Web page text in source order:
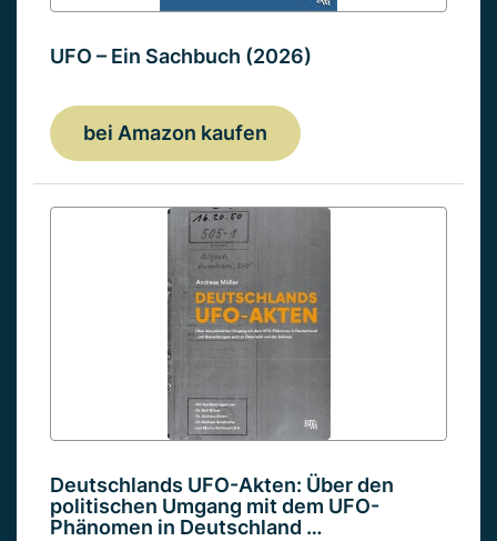
UFO – Ein Sachbuch (2026)
bei Amazon kaufen
Deutschlands UFO-Akten: Über den
politischen Umgang mit dem UFO-
Phänomen in Deutschland …